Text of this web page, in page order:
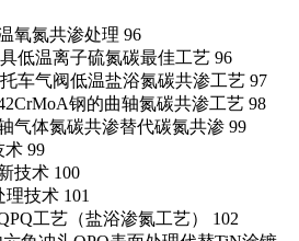
氧氮共渗处理 96
低温离子硫氮碳最佳工艺 96
车气阀低温盐浴氮碳共渗工艺 97
钢的曲轴氮碳共渗工艺 98
气体氮碳共渗替代碳氮共渗 99
术 99
技术 100
技术 101
工艺（盐浴渗氮工艺） 102